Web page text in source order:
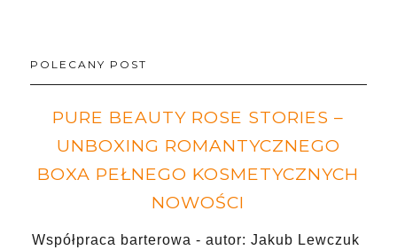
POLECANY POST
PURE BEAUTY ROSE STORIES –
UNBOXING ROMANTYCZNEGO
BOXA PEŁNEGO KOSMETYCZNYCH
NOWOŚCI
Współpraca barterowa - autor: Jakub Lewczuk